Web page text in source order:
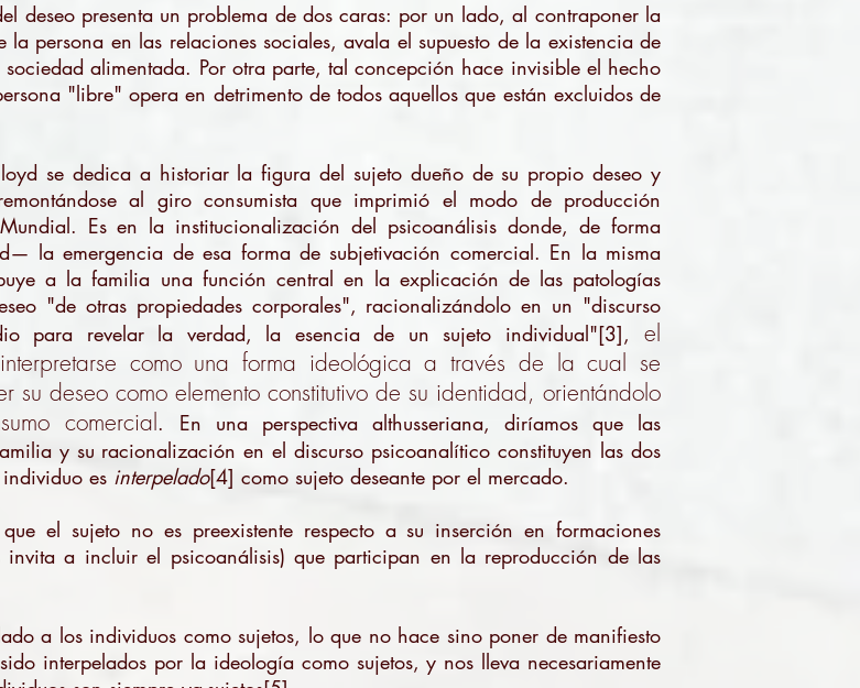
deseo presenta un problema de dos caras: por un lado, al contraponer la
persona en las relaciones sociales, avala el supuesto de la existencia de
alimentada. Por otra parte, tal concepción hace invisible el hecho
"libre" opera en detrimento de todos aquellos que están excluidos de
se dedica a historiar la figura del sujeto dueño de su propio deseo y
al giro consumista que imprimió el modo de producción
Es en la institucionalización del psicoanálisis donde, de forma
la emergencia de esa forma de subjetivación comercial. En la misma
a la familia una función central en la explicación de las patologías
"de otras propiedades corporales", racionalizándolo en un "discurso
para revelar la verdad, la esencia de un sujeto individual"[3],
el
como una forma ideológica a través de la cual se
su deseo como elemento constitutivo de su identidad, orientándolo
comercial . En una perspectiva althusseriana, diríamos que las
y su racionalización en el discurso psicoanalítico constituyen las dos
es interpelado[4] como sujeto deseante por el mercado.
el sujeto no es preexistente respecto a su inserción en formaciones
invita a incluir el psicoanálisis) que participan en la reproducción de las
a los individuos como sujetos, lo que no hace sino poner de manifiesto
interpelados por la ideología como sujetos, y nos lleva necesariamente